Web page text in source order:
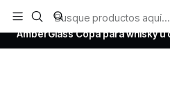
Todos los productos estan en
Inicio
Todos los productos
AmberGlass Copa para whisky u